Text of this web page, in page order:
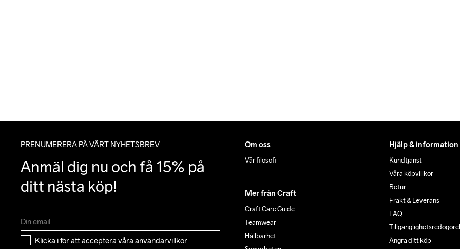
PRENUMERERA PÅ VÅRT NYHETSBREV
Anmäl dig nu och få 15% på
ditt nästa köp!
Klicka i för att acceptera våra användarvillkor
Om oss
Vår filosofi
Mer från Craft
Craft Care Guide
Teamwear
Hållbarhet
Hjälp & information
Kundtjänst
Våra köpvillkor
Retur
Frakt & Leverans
FAQ
Ångra ditt köp